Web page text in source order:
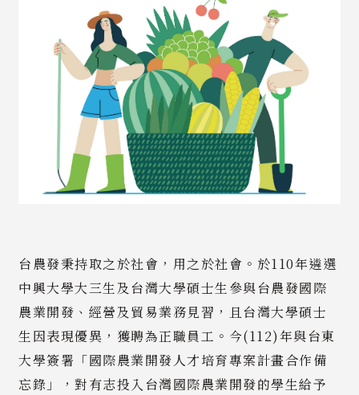
台農發秉持取之於社會，用之於社會。於110年遴選
中興大學大三生及台灣大學碩士生參與台農發國際
農業開發、經營及貿易業務見習，且台灣大學碩士
生因表現優異，獲聘為正職員工。今(112)年與台東
大學簽署「國際農業開發人才培育專案計畫合作備
忘錄」，對有志投入台灣國際農業開發的學生給予